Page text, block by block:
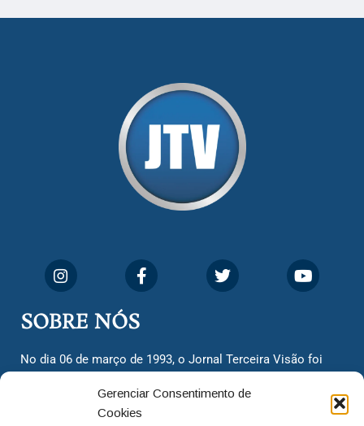
Gerenciar Consentimento de
Cookies
SOBRE NÓS
No dia 06 de março de 1993, o Jornal Terceira Visão foi
cidadãos valinhenses, já que naquela época só existiam
dois jornais. Há mais de 30 anos, o jornal continua